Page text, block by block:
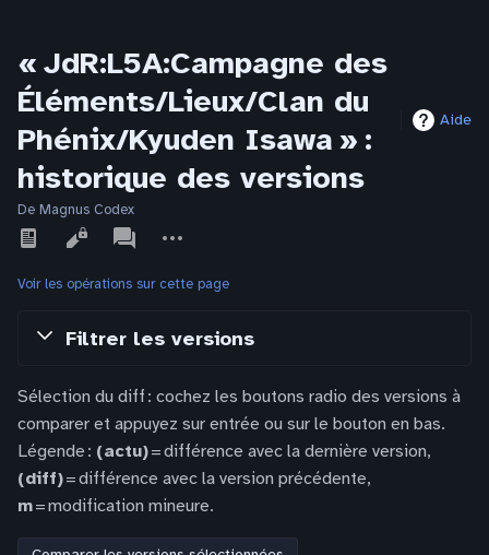
« JdR:L5A:Campagne des
Éléments/Lieux/Clan du
Phénix/Kyuden Isawa » :
historique des versions
Aide
De Magnus Codex
Affichages
associated-
pages
actions
Voir les opérations sur cette page
Filtrer les versions
Sélection du diff : cochez les boutons radio des versions à
comparer et appuyez sur entrée ou sur le bouton en bas.
Légende : (actu)= différence avec la dernière version,
(diff)= différence avec la version précédente,
m= modification mineure.